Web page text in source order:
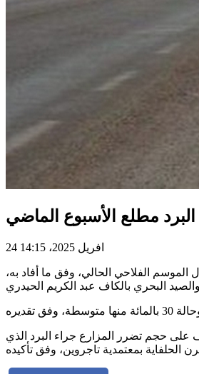
24 افريل 2025، 14:15
ولاية الكاف بحوالي 10 آلاف هكتار، وذلك من جملة 160 ألف هكتار تم بذرها خلال الموسم الفلاحي الحالي، وفق ما أفاد به،
على حجم تضرر المزارع جراء البرد الذي